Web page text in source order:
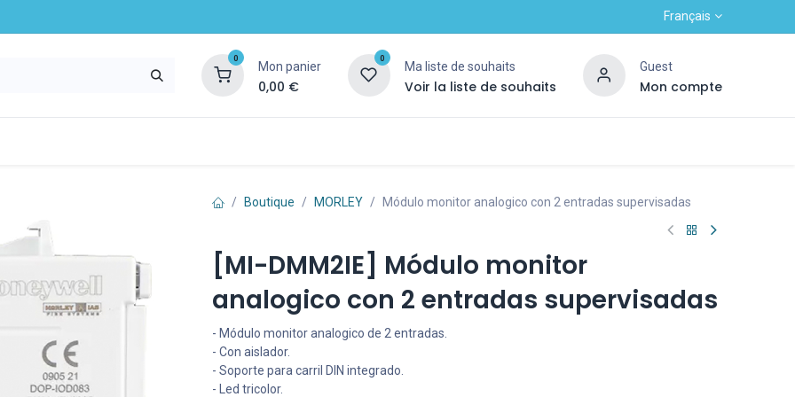
Français
0
Mon panier
0,00 €
0
Ma liste de souhaits
Voir la liste de souhaits
Guest
Mon compte
Boutique MORLEY Módulo monitor analogico con 2 entradas supervisadas
[MI-DMM2IE] Módulo monitor
analogico con 2 entradas supervisadas
- Módulo monitor analogico de 2 entradas.
- Con aislador.
- Soporte para carril DIN integrado.
- Led tricolor.